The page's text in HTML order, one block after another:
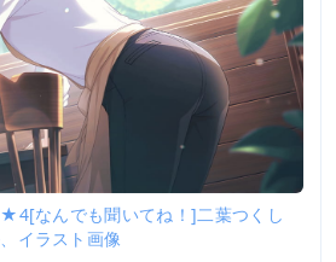
★4[なんでも聞いてね！]二葉つくし
イラスト画像